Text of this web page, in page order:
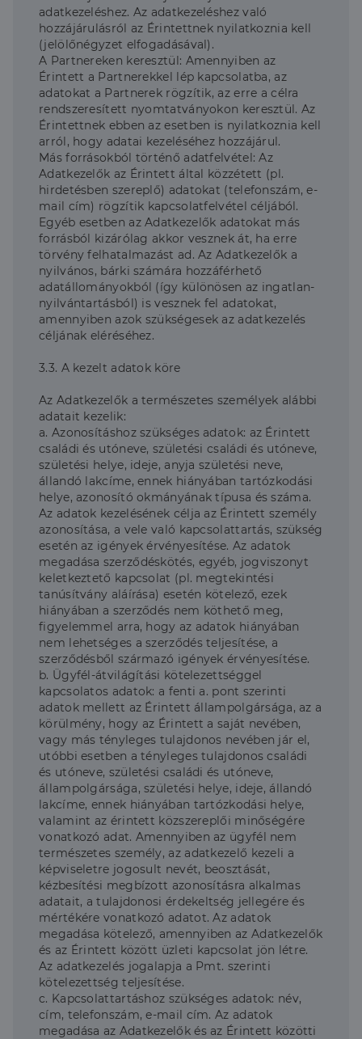
adatkezeléshez. Az adatkezeléshez való
hozzájárulásról az Érintettnek nyilatkoznia kell
(jelölőnégyzet elfogadásával).
A Partnereken keresztül: Amennyiben az
Érintett a Partnerekkel lép kapcsolatba, az
adatokat a Partnerek rögzítik, az erre a célra
rendszeresített nyomtatványokon keresztül. Az
Érintettnek ebben az esetben is nyilatkoznia kell
arról, hogy adatai kezeléséhez hozzájárul.
Más forrásokból történő adatfelvétel: Az
Adatkezelők az Érintett által közzétett (pl.
hirdetésben szereplő) adatokat (telefonszám, e-
mail cím) rögzítik kapcsolatfelvétel céljából.
Egyéb esetben az Adatkezelők adatokat más
forrásból kizárólag akkor vesznek át, ha erre
törvény felhatalmazást ad. Az Adatkezelők a
nyilvános, bárki számára hozzáférhető
adatállományokból (így különösen az ingatlan-
nyilvántartásból) is vesznek fel adatokat,
amennyiben azok szükségesek az adatkezelés
céljának eléréséhez.
3.3. A kezelt adatok köre
Az Adatkezelők a természetes személyek alábbi
adatait kezelik:
a. Azonosításhoz szükséges adatok: az Érintett
családi és utóneve, születési családi és utóneve,
születési helye, ideje, anyja születési neve,
állandó lakcíme, ennek hiányában tartózkodási
helye, azonosító okmányának típusa és száma.
Az adatok kezelésének célja az Érintett személy
azonosítása, a vele való kapcsolattartás, szükség
esetén az igények érvényesítése. Az adatok
megadása szerződéskötés, egyéb, jogviszonyt
keletkeztető kapcsolat (pl. megtekintési
tanúsítvány aláírása) esetén kötelező, ezek
hiányában a szerződés nem köthető meg,
figyelemmel arra, hogy az adatok hiányában
nem lehetséges a szerződés teljesítése, a
szerződésből származó igények érvényesítése.
b. Ügyfél-átvilágítási kötelezettséggel
kapcsolatos adatok: a fenti a. pont szerinti
adatok mellett az Érintett állampolgársága, az a
körülmény, hogy az Érintett a saját nevében,
vagy más tényleges tulajdonos nevében jár el,
utóbbi esetben a tényleges tulajdonos családi
és utóneve, születési családi és utóneve,
állampolgársága, születési helye, ideje, állandó
lakcíme, ennek hiányában tartózkodási helye,
valamint az érintett közszereplői minőségére
vonatkozó adat. Amennyiben az ügyfél nem
természetes személy, az adatkezelő kezeli a
képviseletre jogosult nevét, beosztását,
kézbesítési megbízott azonosításra alkalmas
adatait, a tulajdonosi érdekeltség jellegére és
mértékére vonatkozó adatot. Az adatok
megadása kötelező, amennyiben az Adatkezelők
és az Érintett között üzleti kapcsolat jön létre.
Az adatkezelés jogalapja a Pmt. szerinti
kötelezettség teljesítése.
c. Kapcsolattartáshoz szükséges adatok: név,
cím, telefonszám, e-mail cím. Az adatok
megadása az Adatkezelők és az Érintett közötti